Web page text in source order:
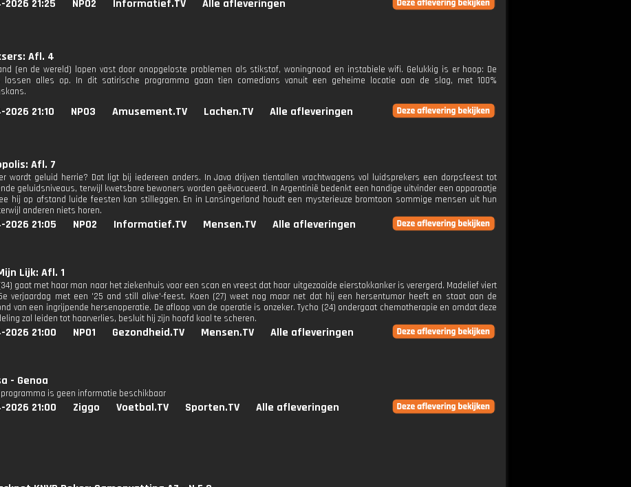
2026 21:25 NPO2 Informatief.TV Alle afleveringen
Afl. 4
(en de wereld) lopen vast door onopgeloste problemen als stikstof, woningnood en instabiele wifi. Gelukkig is er hoop: De
lossen alles op. In dit satirische programma gaan tien comedians vanuit een geheime locatie aan de slag, met 100%
2026 21:10 NPO3 Amusement.TV Lachen.TV Alle afleveringen
Afl. 7
wordt geluid herrie? Dat ligt bij iedereen anders. In Java drijven tientallen vrachtwagens vol luidsprekers een dorpsfeest tot
geluidsniveaus, terwijl kwetsbare bewoners worden geëvacueerd. In Argentinië bedenkt een handige uitvinder een apparaatje
hij op afstand luide feesten kan stilleggen. En in Lansingerland houdt een mysterieuze bromtoon sommige mensen uit hun
anderen niets horen.
2026 21:05 NPO2 Informatief.TV Mensen.TV Alle afleveringen
Lijk: Afl. 1
gaat met haar man naar het ziekenhuis voor een scan en vreest dat haar uitgezaaide eierstokkanker is verergerd. Madelief viert
verjaardag met een '25 and still alive'-feest. Koen (27) weet nog maar net dat hij een hersentumor heeft en staat aan de
van een ingrijpende hersenoperatie. De afloop van de operatie is onzeker. Tycho (24) ondergaat chemotherapie en omdat deze
zal leiden tot haarverlies, besluit hij zijn hoofd kaal te scheren.
2026 21:00 NPO1 Gezondheid.TV Mensen.TV Alle afleveringen
- Genoa
is geen informatie beschikbaar
2026 21:00 Ziggo Voetbal.TV Sporten.TV Alle afleveringen